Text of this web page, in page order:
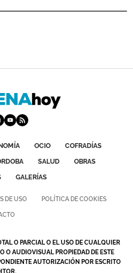
OCIO
COFRADÍAS
SALUD
OBRAS
GALERÍAS
DE USO POLÍTICA DE COOKIES
O PARCIAL O EL USO DE CUALQUIER
O AUDIOVISUAL PROPIEDAD DE ESTE
AUTORIZACIÓN POR ESCRITO